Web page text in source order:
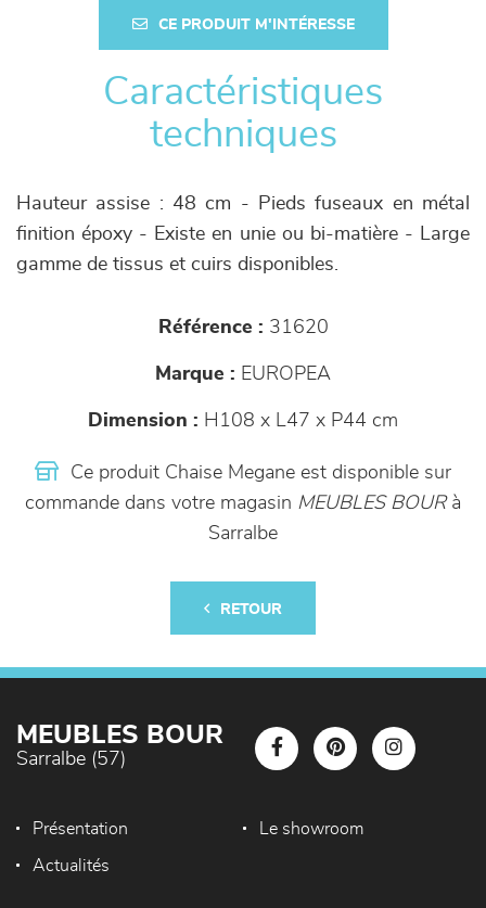
CE PRODUIT M'INTÉRESSE
Caractéristiques
techniques
Hauteur assise : 48 cm - Pieds fuseaux en métal
finition époxy - Existe en unie ou bi-matière - Large
gamme de tissus et cuirs disponibles.
Référence : 31620
Marque : EUROPEA
Dimension : H108 x L47 x P44 cm
Ce produit Chaise Megane est disponible sur
commande dans votre magasin MEUBLES BOURà
Sarralbe
RETOUR
MEUBLES BOUR
Sarralbe (57)
Présentation Le showroom
Actualités